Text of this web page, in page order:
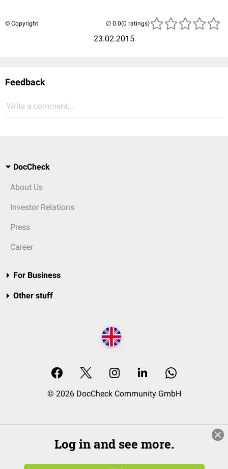
© Copyright
23.02.2015
(0 ratings)
Feedback
Write a comment...
DocCheck
About Us
Investor Relations
Press
Career
For Business
Other stuff
© 2026 DocCheck Community GmbH
Log in and see more.